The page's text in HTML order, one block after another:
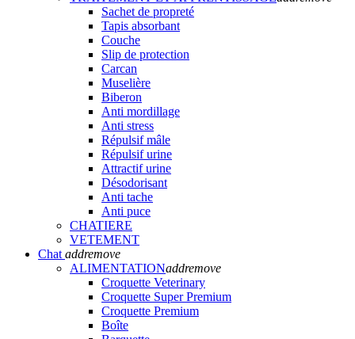
Sachet de propreté
Tapis absorbant
Couche
Slip de protection
Carcan
Muselière
Biberon
Anti mordillage
Anti stress
Répulsif mâle
Répulsif urine
Attractif urine
Désodorisant
Anti tache
Anti puce
CHATIERE
VETEMENT
Chat addremove
ALIMENTATIONaddremove
Croquette Veterinary
Croquette Super Premium
Croquette Premium
Boîte